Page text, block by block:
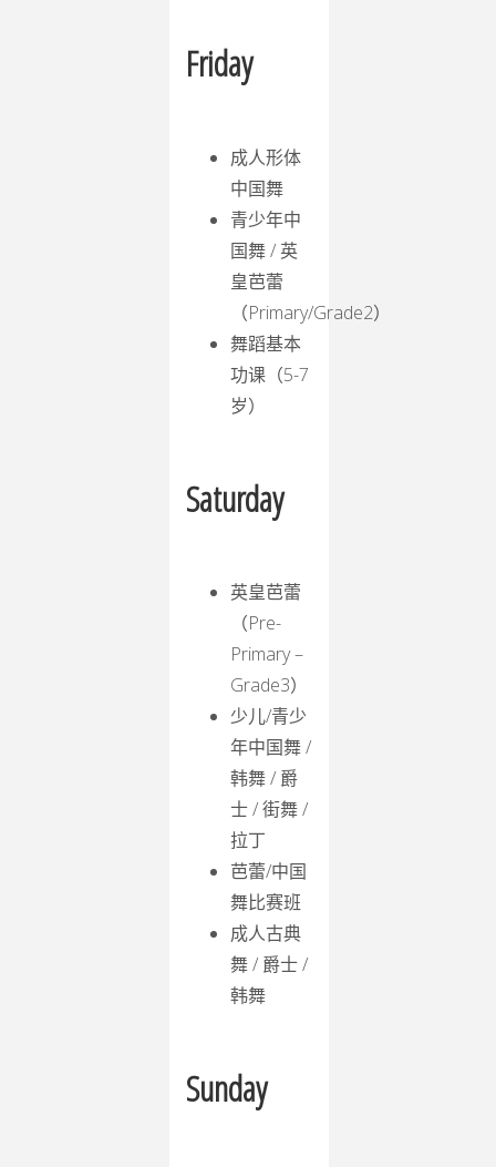
Friday
成人形体
中国舞
青少年中
国舞 / 英
皇芭蕾
（Primary/Grade2）
舞蹈基本
功课（5-7
岁）
Saturday
英皇芭蕾
（Pre-
Primary –
Grade3）
少儿/青少
年中国舞 /
韩舞 / 爵
士 / 街舞 /
拉丁
芭蕾/中国
舞比赛班
成人古典
舞 / 爵士 /
韩舞
Sunday